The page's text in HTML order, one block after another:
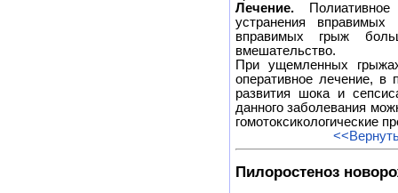
Лечение.Полиативное
устранения
вправимых грыж
вмешательство.
При ущемленных
оперативное лечение, в
развития шока и
данного заболевания
гомотоксикологические
Пилоростеноз